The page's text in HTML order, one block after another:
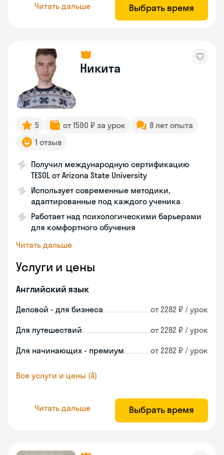
Читать дальше Выбрать время
Никита
5 от 1590 ₽ за урок
8 лет опыта
1 отзыв
Получил международную сертификацию
TESOL от Arizona State University
Использует современные методики,
адаптированные под каждого ученика
Работает над психологическими барьерами
для комфортного обучения
Читать дальше
Услуги и цены
Английский язык
Деловой - для бизнеса от 2282 ₽ / урок
Для путешествий от 2282 ₽ / урок
Для начинающих - премиум от 2282 ₽ / урок
Все услуги и цены (4)
Читать дальше Выбрать время